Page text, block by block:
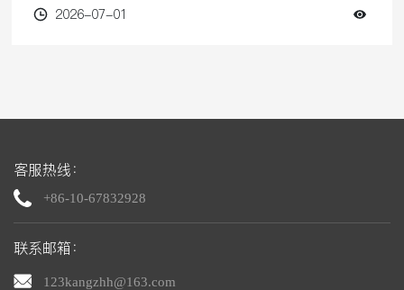
品手感，是连接设备、染料、工艺与面料之间的技术纽带。
2026-07-01
客服热线：
+86-10-67832928
联系邮箱：
123kangzhh@163.com